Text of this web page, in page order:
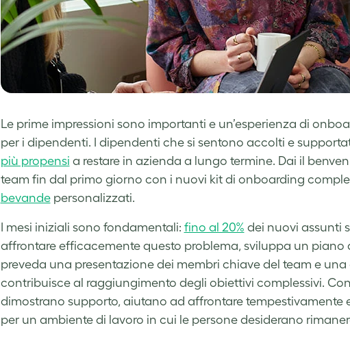
Le prime impressioni sono importanti e un’esperienza di
per i dipendenti. I dipendenti che si sentono accolti e
più propensi a restare in azienda a lungo termine. Dai il
team fin dal primo giorno con i nuovi kit di onboarding
bevandepersonalizzati.
I mesi iniziali sono fondamentali: fino al 20% dei nuovi assunti
affrontare efficacemente questo problema, sviluppa un piano
preveda una presentazione dei membri chiave del team e
contribuisce al raggiungimento degli obiettivi complessivi.
dimostrano supporto, aiutano ad affrontare
per un ambiente di lavoro in cui le persone desiderano